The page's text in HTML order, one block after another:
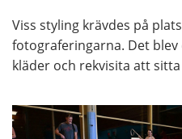
Viss styling krävdes på
fotograferingarna. Det
kläder och rekvisita att